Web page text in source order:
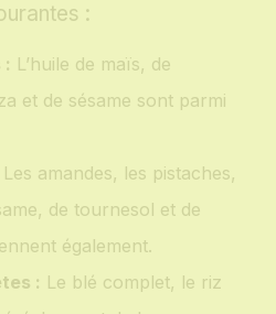
:
L’huile de maïs, de
et de sésame sont parmi
Les amandes, les pistaches,
de tournesol et de
également.
: Le blé complet, le riz